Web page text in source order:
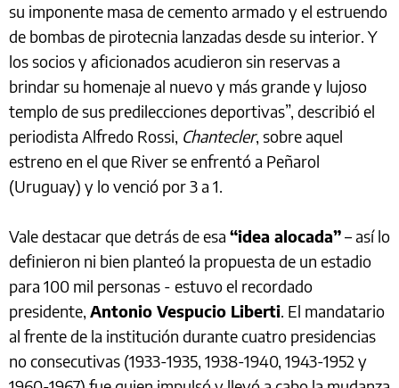
su imponente masa de cemento armado y el estruendo
de bombas de pirotecnia lanzadas desde su interior. Y
los socios y aficionados acudieron sin reservas a
brindar su homenaje al nuevo y más grande y lujoso
templo de sus predilecciones deportivas”, describió el
periodista Alfredo Rossi, Chantecler, sobre aquel
estreno en el que River se enfrentó a Peñarol
(Uruguay) y lo venció por 3 a 1.
Vale destacar que detrás de esa “idea alocada”– así lo
definieron ni bien planteó la propuesta de un estadio
para 100 mil personas - estuvo el recordado
presidente, Antonio Vespucio Liberti. El mandatario
al frente de la institución durante cuatro presidencias
no consecutivas (1933-1935, 1938-1940, 1943-1952 y